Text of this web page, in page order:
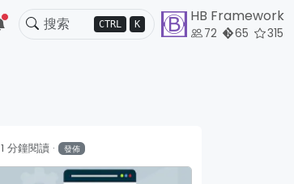
5 CTRL K HB Framework
72 65 315
1 分鐘閱讀 發佈